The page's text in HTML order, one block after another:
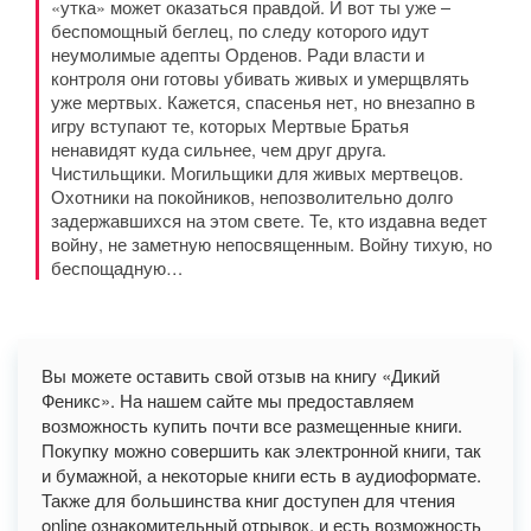
«утка» может оказаться правдой. И вот ты уже –
беспомощный беглец, по следу которого идут
неумолимые адепты Орденов. Ради власти и
контроля они готовы убивать живых и умерщвлять
уже мертвых. Кажется, спасенья нет, но внезапно в
игру вступают те, которых Мертвые Братья
ненавидят куда сильнее, чем друг друга.
Чистильщики. Могильщики для живых мертвецов.
Охотники на покойников, непозволительно долго
задержавшихся на этом свете. Те, кто издавна ведет
войну, не заметную непосвященным. Войну тихую, но
беспощадную…
Вы можете оставить свой отзыв на книгу «Дикий
Феникс». На нашем сайте мы предоставляем
возможность купить почти все размещенные книги.
Покупку можно совершить как электронной книги, так
и бумажной, а некоторые книги есть в аудиоформате.
Также для большинства книг доступен для чтения
online ознакомительный отрывок, и есть возможность